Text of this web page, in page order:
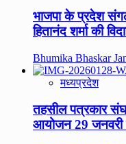
भाजपा के प्रदेश
हितानंद शर्मा की
Bhumika Bhaskar
मध्यप्रदेश
तहसील पत्रकार संघ
आयोजन 29 जनवरी